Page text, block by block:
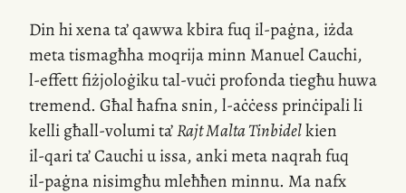
Din hi xena ta’ qawwa kbira fuq il-paġna, iżda
meta tismagħha moqrija minn Manuel Cauchi,
l-effettfiżjoloġikutal-vuċiprofonda tiegħu huwa
tremend. Għal ħafna snin,l-aċċess prinċipali li
kelli għall-volumi ta’Rajt Malta Tinbidelkien
il-qarita’ Cauchi u issa, anki meta naqrah fuq
il-paġnanisimgħu mleħħen minnu. Ma nafx